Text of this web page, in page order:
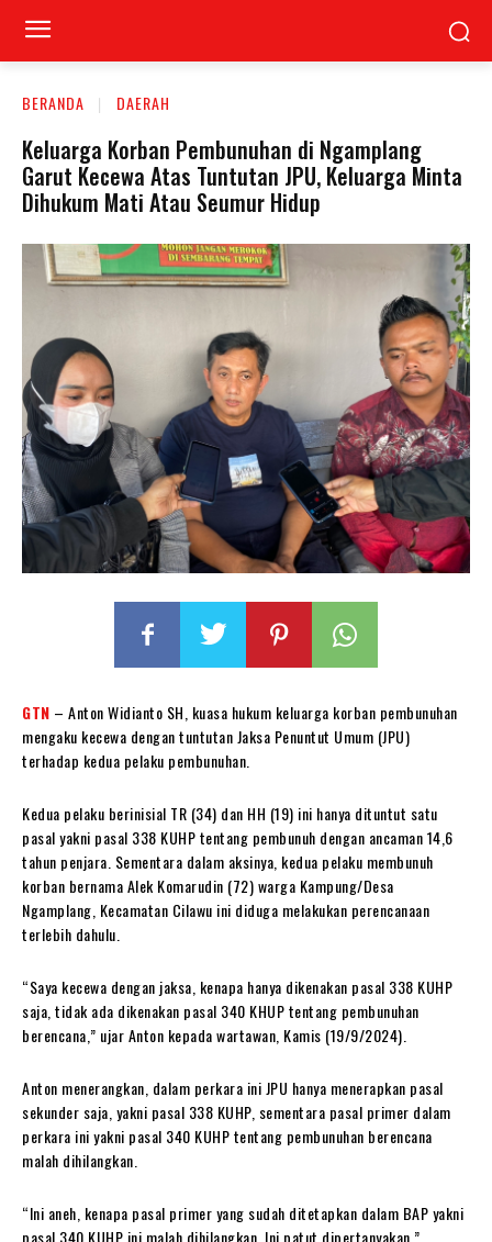
BERANDA DAERAH
Keluarga Korban Pembunuhan di Ngamplang
Garut Kecewa Atas Tuntutan JPU, Keluarga Minta
Dihukum Mati Atau Seumur Hidup
GTN – Anton Widianto SH, kuasa hukum keluarga korban pembunuhan
mengaku kecewa dengan tuntutan Jaksa Penuntut Umum (JPU)
terhadap kedua pelaku pembunuhan.
Kedua pelaku berinisial TR (34) dan HH (19) ini hanya dituntut satu
pasal yakni pasal 338 KUHP tentang pembunuh dengan ancaman 14,6
tahun penjara. Sementara dalam aksinya, kedua pelaku membunuh
korban bernama Alek Komarudin (72) warga Kampung/Desa
Ngamplang, Kecamatan Cilawu ini diduga melakukan perencanaan
terlebih dahulu.
“Saya kecewa dengan jaksa, kenapa hanya dikenakan pasal 338 KUHP
saja, tidak ada dikenakan pasal 340 KHUP tentang pembunuhan
berencana,” ujar Anton kepada wartawan, Kamis (19/9/2024).
Anton menerangkan, dalam perkara ini JPU hanya menerapkan pasal
sekunder saja, yakni pasal 338 KUHP, sementara pasal primer dalam
perkara ini yakni pasal 340 KUHP tentang pembunuhan berencana
malah dihilangkan.
“Ini aneh, kenapa pasal primer yang sudah ditetapkan dalam BAP yakni
pasal 340 KUHP ini malah dihilangkan. Ini patut dipertanyakan,”